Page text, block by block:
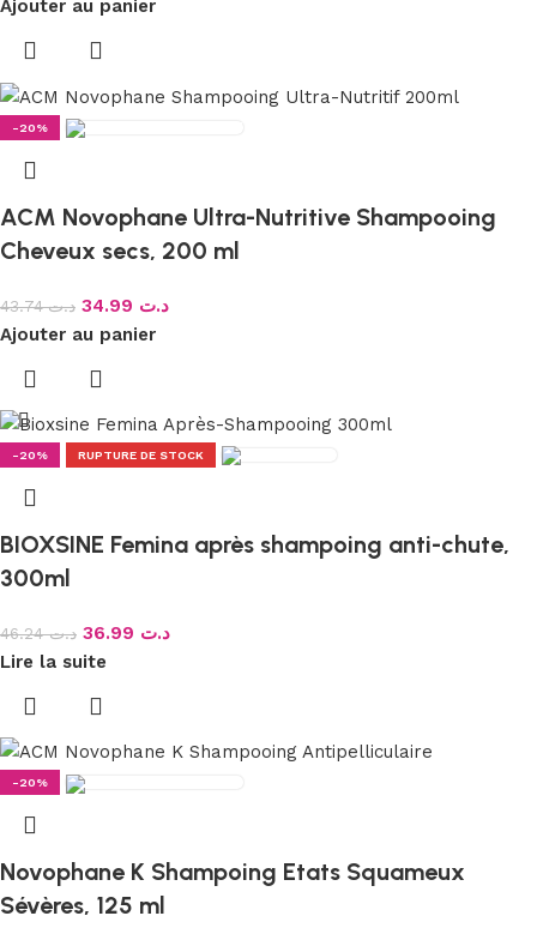
Ajouter au panier
-20%
ACM Novophane Ultra-Nutritive Shampooing
Cheveux secs, 200 ml
د.ت43.74 د.ت
Ajouter au panier
-20% RUPTURE DE STOCK
BIOXSINE Femina après shampoing anti-chute,
300ml
د.ت46.24 د.ت
Lire la suite
-20%
Novophane K Shampoing Etats Squameux
Sévères, 125 ml